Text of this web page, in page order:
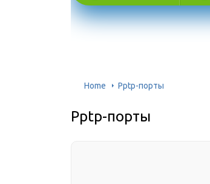
Home Pptp-порты
Pptp-порты